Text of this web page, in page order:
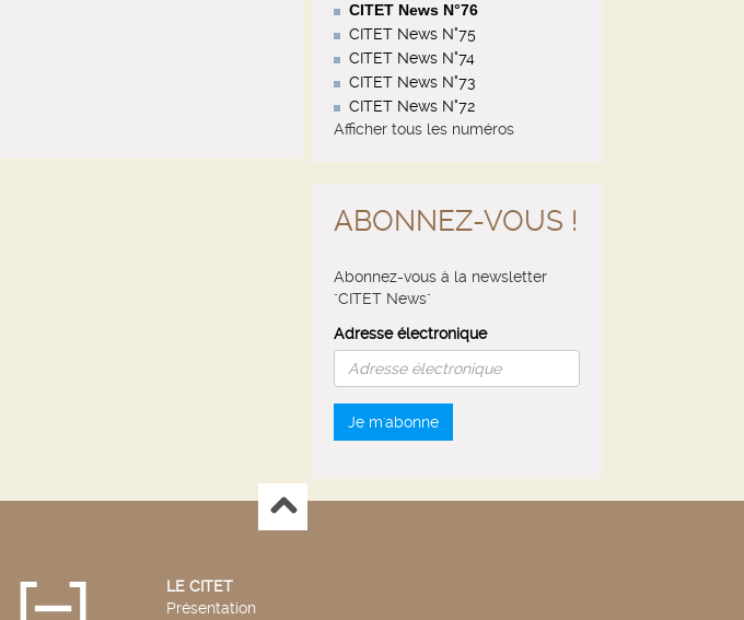
CITET News N°76
CITET News N°75
CITET News N°74
CITET News N°73
CITET News N°72
Afficher tous les numéros
ABONNEZ-VOUS !
Abonnez-vous à la newsletter
"CITET News"
Adresse électronique
Je m'abonne
LE CITET
Présentation